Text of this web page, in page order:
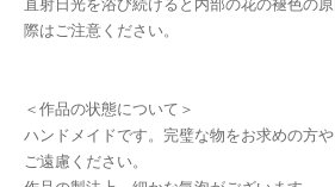
直射日光を浴び続けると内部の花の褪色の
際はご注意ください。
＜作品の状態について＞
ハンドメイドです。完璧な物をお求めの方
ご遠慮ください。